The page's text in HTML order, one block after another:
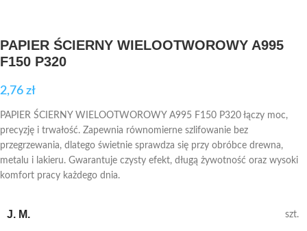
PAPIER ŚCIERNY WIELOOTWOROWY A995
F150 P320
2,76 zł
PAPIER ŚCIERNY WIELOOTWOROWY A995 F150 P320 łączy moc,
precyzję i trwałość. Zapewnia równomierne szlifowanie bez
przegrzewania, dlatego świetnie sprawdza się przy obróbce drewna,
metalu i lakieru. Gwarantuje czysty efekt, długą żywotność oraz wysoki
komfort pracy każdego dnia.
J. M. szt.